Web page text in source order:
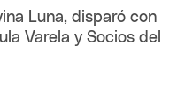
Luna, disparó con
Varela y Socios del